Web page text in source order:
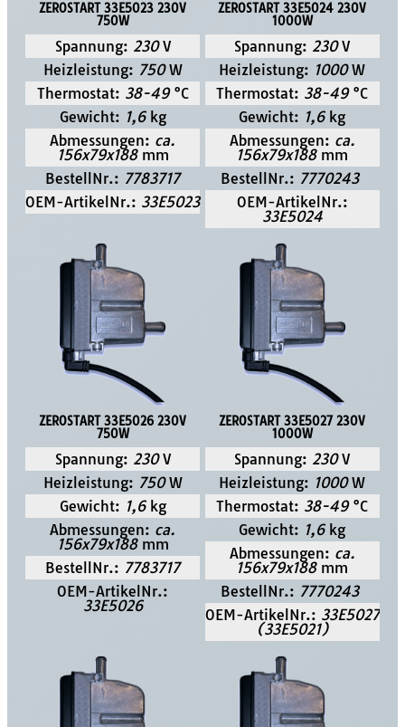
ZEROSTART 33E5023 230V
750W
Spannung: 230 V
Heizleistung: 750 W
Thermostat: 38-49 °C
Gewicht: 1,6 kg
Abmessungen: ca.
156x79x188 mm
BestellNr.: 7783717
OEM-ArtikelNr.: 33E5023
ZEROSTART 33E5024 230V
1000W
Spannung: 230 V
Heizleistung: 1000 W
Thermostat: 38-49 °C
Gewicht: 1,6 kg
Abmessungen: ca.
156x79x188 mm
BestellNr.: 7770243
OEM-ArtikelNr.:
33E5024
ZEROSTART 33E5026 230V
750W
Spannung: 230 V
Heizleistung: 750 W
Gewicht: 1,6 kg
Abmessungen: ca.
156x79x188 mm
BestellNr.: 7783717
OEM-ArtikelNr.:
33E5026
ZEROSTART 33E5027 230V
1000W
Spannung: 230 V
Heizleistung: 1000 W
Thermostat: 38-49 °C
Gewicht: 1,6 kg
Abmessungen: ca.
156x79x188 mm
BestellNr.: 7770243
OEM-ArtikelNr.: 33E5027
(33E5021)